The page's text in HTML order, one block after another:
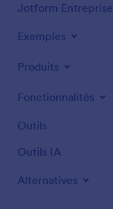
Jotform Entreprise
Exemples
Produits
Fonctionnalités
Outils
Outils IA
Alternatives